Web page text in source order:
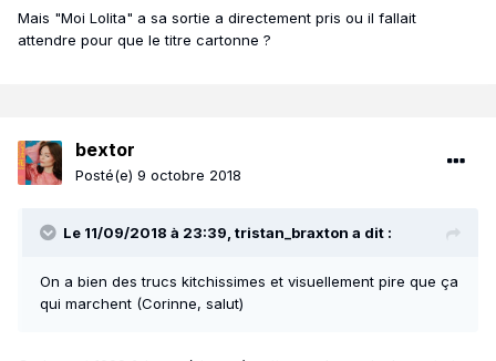
Mais "Moi Lolita" a sa sortie a directement pris ou il fallait
attendre pour que le titre cartonne ?
bextor
Posté(e) 9 octobre 2018
Le 11/09/2018 à 23:39, tristan_braxton a dit :
On a bien des trucs kitchissimes et visuellement pire que ça
qui marchent (Corinne, salut)